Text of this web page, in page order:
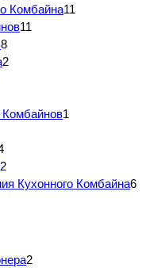
Комбайна11
11
8
2
1
2
Кухонного Комбайна6
2